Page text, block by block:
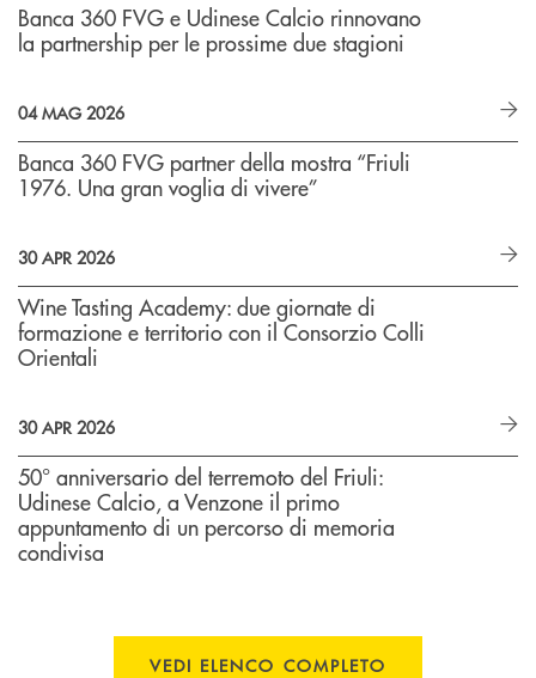
Banca 360 FVG e Udinese Calcio rinnovano
la partnership per le prossime due stagioni
04 MAG 2026
Banca 360 FVG partner della mostra “Friuli
1976. Una gran voglia di vivere”
30 APR 2026
Wine Tasting Academy: due giornate di
formazione e territorio con il Consorzio Colli
Orientali
30 APR 2026
50° anniversario del terremoto del Friuli:
Udinese Calcio, a Venzone il primo
appuntamento di un percorso di memoria
condivisa
VEDI ELENCO COMPLETO